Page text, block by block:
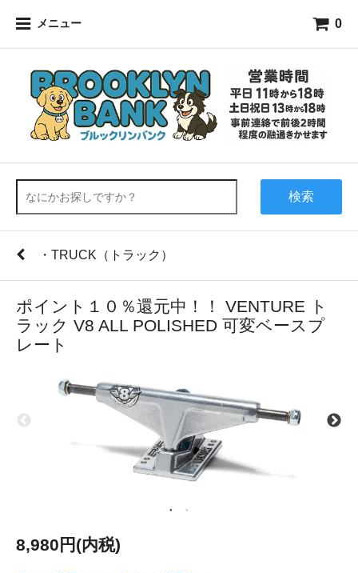
メニュー 0
検索
・TRUCK（トラック）
ポイント１０％還元中！！ VENTURE ト
ラック V8 ALL POLISHED 可変ベースプ
レート
8,980円(内税)